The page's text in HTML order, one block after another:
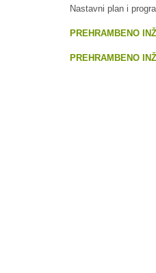
Nastavni plan i
PREHRAMBENO
PREHRAMBENO